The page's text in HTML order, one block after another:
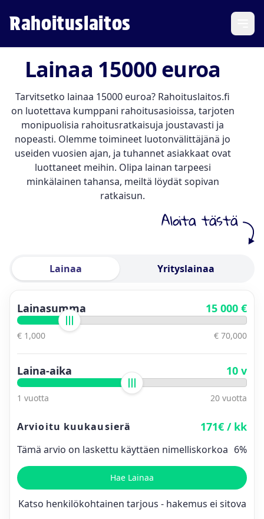
Rahoituslaitos
Lainaa 15000 euroa
Tarvitsetko lainaa 15000 euroa? Rahoituslaitos.fi
on luotettava kumppani rahoitusasioissa, tarjoten
monipuolisia rahoitusratkaisuja joustavasti ja
nopeasti. Olemme toimineet luotonvälittäjänä jo
useiden vuosien ajan, ja tuhannet asiakkaat ovat
luottaneet meihin. Olipa lainan tarpeesi
minkälainen tahansa, meiltä löydät sopivan
ratkaisun.
Aloita tästä
Lainaa Yrityslainaa
Lainasumma 15 000 €
€ 1,000 € 70,000
Laina-aika 10 v
1 vuotta 20 vuotta
Arvioitu kuukausierä 171€ / kk
Tämä arvio on laskettu käyttäen nimelliskorkoa 6%
Hae Lainaa
Katso henkilökohtainen tarjous - hakemus ei sitova